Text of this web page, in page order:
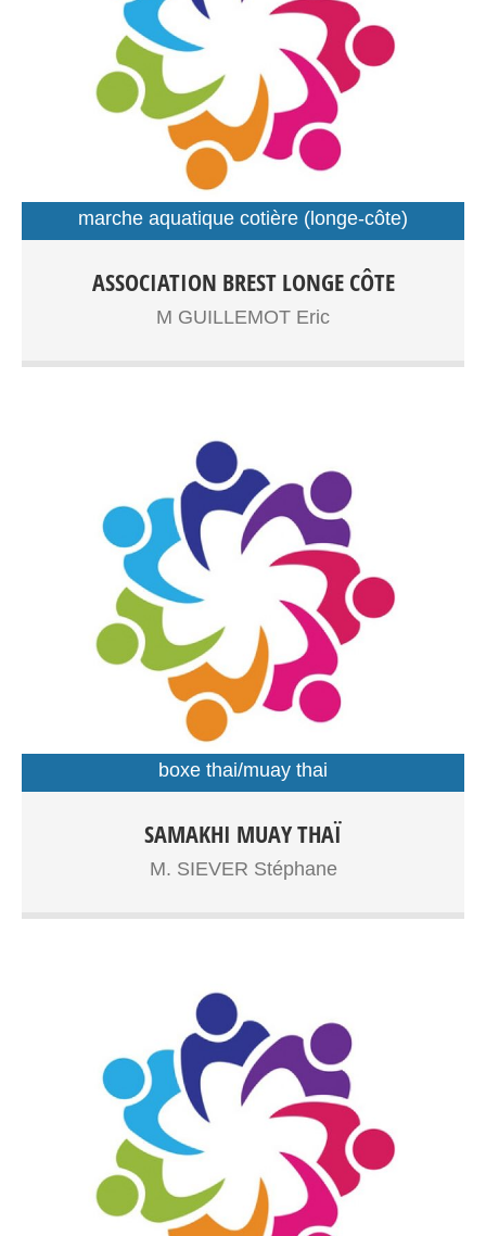
Longe côte adultes,senior Sport santé Entrainements:
Plage du Moulin Blanc
marche aquatique cotière (longe-côte)
ASSOCIATION BREST LONGE CÔTE
M GUILLEMOT Eric
Boxe Thaïlandaise à partir de 7ans, adolescents, adultes
Entrainements: Gymnase Dupouy
boxe thai/muay thai
SAMAKHI MUAY THAÏ
M. SIEVER Stéphane